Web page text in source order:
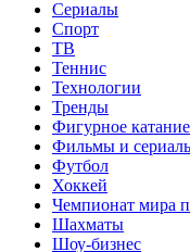
Сериалы
Спорт
ТВ
Теннис
Технологии
Тренды
Фигурное катание
Фильмы и
Футбол
Хоккей
Чемпионат мира
Шахматы
Шоу-бизнес